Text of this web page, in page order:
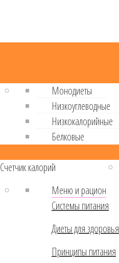
Монодиеты
Низкоуглеводные
Низкокалорийные
Белковые
Cчетчик калорий
Меню и рацион
Системы питания
Диеты для здоровья
Принципы питания